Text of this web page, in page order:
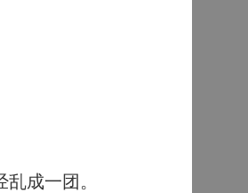
成一团。